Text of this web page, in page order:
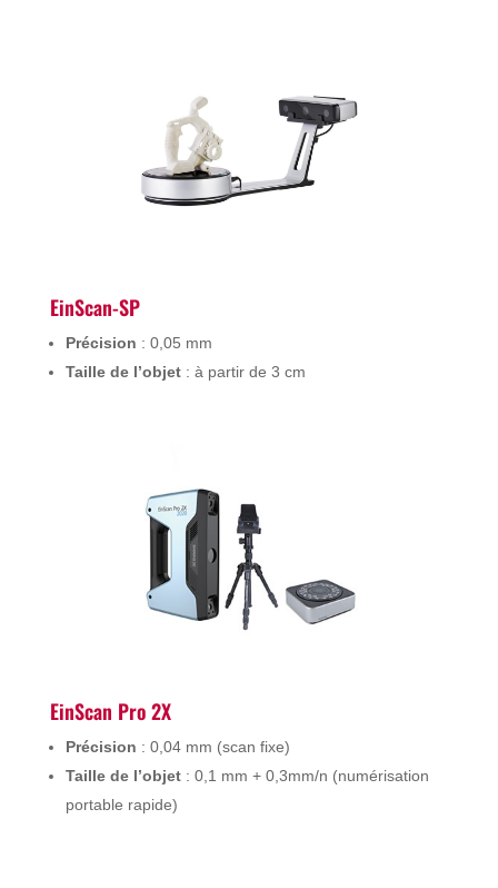
EinScan-SP
Précision : 0,05 mm
Taille de l’objet: à partir de 3 cm
EinScan Pro 2X
Précision : 0,04 mm (scan fixe)
Taille de l’objet: 0,1 mm + 0,3mm/n (numérisation
portable rapide)